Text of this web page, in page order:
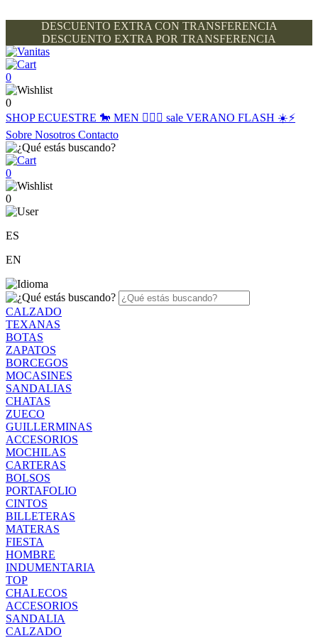
DESCUENTO EXTRA CON TRANSFERENCIA
DESCUENTO EXTRA POR TRANSFERENCIA
0
0
SHOPECUESTRE 🐎 MEN 🙋🏽‍♂️ sale VERANO FLASH ☀️⚡️
Sobre Nosotros Contacto
0
0
ES
EN
CALZADO
TEXANAS
BOTAS
ZAPATOS
BORCEGOS
MOCASINES
SANDALIAS
CHATAS
ZUECO
GUILLERMINAS
ACCESORIOS
MOCHILAS
CARTERAS
BOLSOS
PORTAFOLIO
CINTOS
BILLETERAS
MATERAS
FIESTA
HOMBRE
INDUMENTARIA
TOP
CHALECOS
ACCESORIOS
SANDALIA
CALZADO